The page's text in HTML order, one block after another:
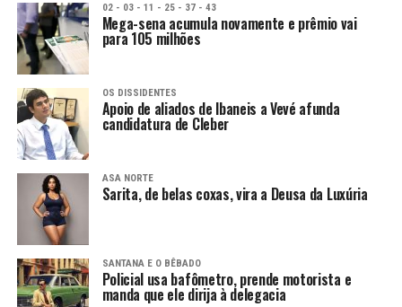
02 - 03 - 11 - 25 - 37 - 43
Mega-sena acumula novamente e prêmio vai
para 105 milhões
OS DISSIDENTES
Apoio de aliados de Ibaneis a Vevé afunda
candidatura de Cleber
ASA NORTE
Sarita, de belas coxas, vira a Deusa da Luxúria
SANTANA E O BÊBADO
Policial usa bafômetro, prende motorista e
manda que ele dirija à delegacia